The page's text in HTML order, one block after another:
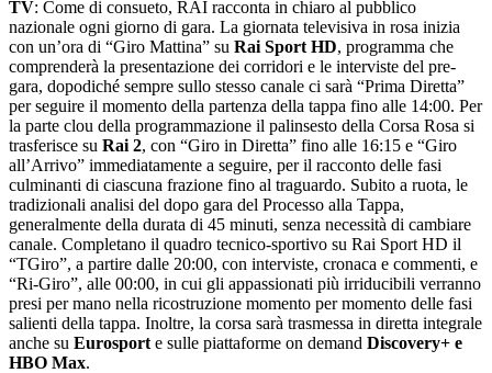
TV: Come di consueto, RAI racconta in chiaro al pubblico
nazionale ogni giorno di gara. La giornata televisiva in rosa inizia
con un’ora di “Giro Mattina” su Rai Sport HD, programma che
comprenderà la presentazione dei corridori e le interviste del pre-
gara, dopodiché sempre sullo stesso canale ci sarà “Prima Diretta”
per seguire il momento della partenza della tappa fino alle 14:00. Per
la parte clou della programmazione il palinsesto della Corsa Rosa si
trasferisce su Rai 2, con “Giro in Diretta” fino alle 16:15 e “Giro
all’Arrivo” immediatamente a seguire, per il racconto delle fasi
culminanti di ciascuna frazione fino al traguardo. Subito a ruota, le
tradizionali analisi del dopo gara del Processo alla Tappa,
generalmente della durata di 45 minuti, senza necessità di cambiare
canale. Completano il quadro tecnico-sportivo su Rai Sport HD il
“TGiro”, a partire dalle 20:00, con interviste, cronaca e commenti, e
“Ri-Giro”, alle 00:00, in cui gli appassionati più irriducibili verranno
presi per mano nella ricostruzione momento per momento delle fasi
salienti della tappa. Inoltre, la corsa sarà trasmessa in diretta integrale
anche su Eurosport e sulle piattaforme on demand Discovery+ e
HBO Max.